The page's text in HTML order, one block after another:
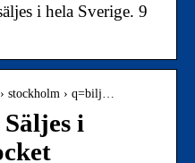
i hela Sverige. 9
stockholm › q=bilj…
i